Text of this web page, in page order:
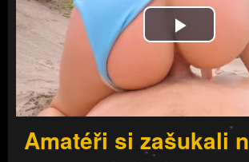
Play
Video
Amatéři si zašukali